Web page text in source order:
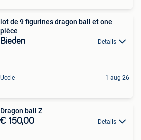
lot de 9 figurines dragon ball et one
pièce
Bieden Details
Uccle 1 aug 26
Dragon ball Z
€ 150,00 Details